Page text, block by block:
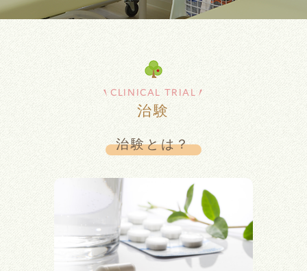
CLINICAL TRIAL
治験
治験とは？